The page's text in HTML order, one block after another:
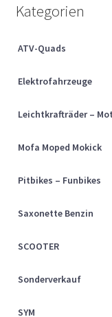
Über uns
Kategorien
ATV-Quads
Elektrofahrzeuge
Leichtkrafträder –
Mofa Moped Mokick
Pitbikes – Funbikes
Saxonette Benzin
SCOOTER
Sonderverkauf
SYM